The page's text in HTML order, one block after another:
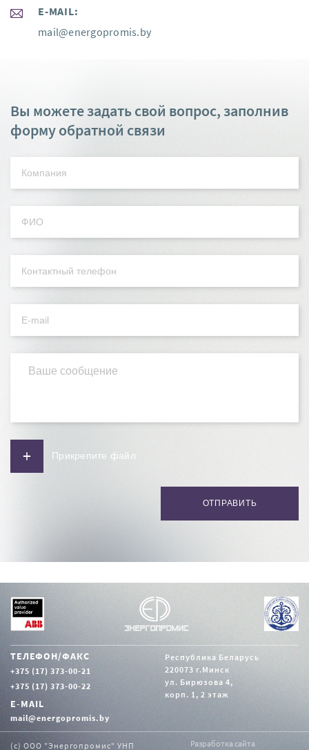
E-MAIL:
mail@energopromis.by
Вы можете задать свой вопрос, заполнив
форму обратной связи
+
ТЕЛЕФОН/ФАКС
+375 (17) 373-00-21
+375 (17) 373-00-22
E-MAIL
mail@energopromis.by
Республика Беларусь
220073 г.Минск
ул. Бирюзова 4,
корп. 1, 2 этаж
(с) ООО "Энергопромис" УНП Разработка сайта